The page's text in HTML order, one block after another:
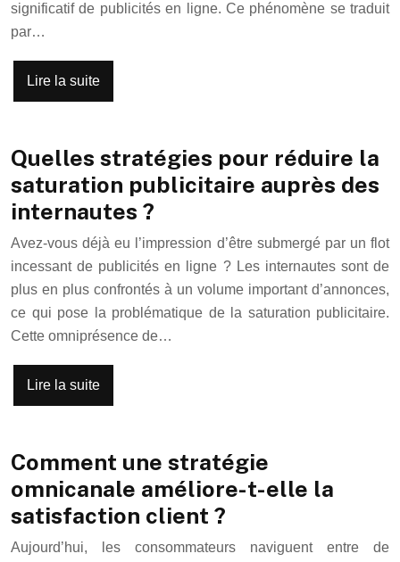
significatif de publicités en ligne. Ce phénomène se traduit
par…
Lire la suite
Quelles stratégies pour réduire la
saturation publicitaire auprès des
internautes ?
Avez-vous déjà eu l’impression d’être submergé par un flot
incessant de publicités en ligne ? Les internautes sont de
plus en plus confrontés à un volume important d’annonces,
ce qui pose la problématique de la saturation publicitaire.
Cette omniprésence de…
Lire la suite
Comment une stratégie
omnicanale améliore-t-elle la
satisfaction client ?
Aujourd’hui, les consommateurs naviguent entre de